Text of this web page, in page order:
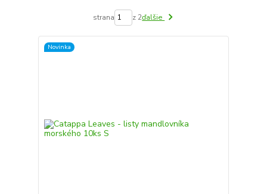
strana z 2ďalšie
Novinka